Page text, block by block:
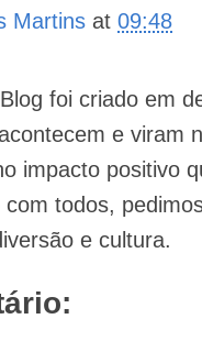
Martins at09:48
foi criado em
e viram
impacto positivo
todos,
e cultura.